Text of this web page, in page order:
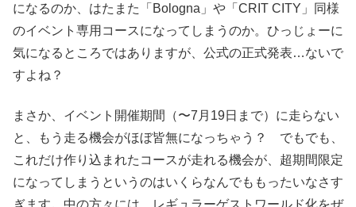
になるのか、はたまた「Bologna」や「CRIT CITY」同様
のイベント専用コースになってしまうのか。ひっじょーに
気になるところではありますが、公式の正式発表…ないで
すよね？
まさか、イベント開催期間（〜7月19日まで）に走らない
と、もう走る機会がほぼ皆無になっちゃう？ でもでも、
これだけ作り込まれたコースが走れる機会が、超期間限定
になってしまうというのはいくらなんでももったいなさす
ぎます。中の方々には、レギュラーゲストワールド化をぜ